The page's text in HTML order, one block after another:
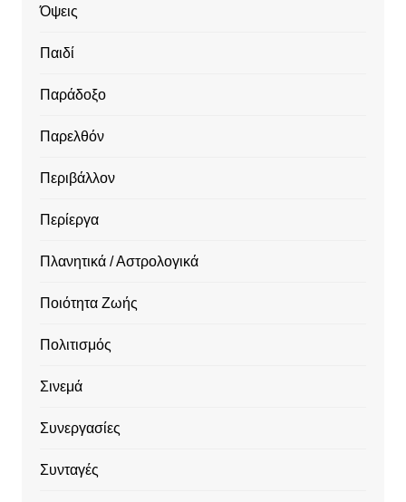
Όψεις
Παιδί
Παράδοξο
Παρελθόν
Περιβάλλον
Περίεργα
Πλανητικά / Αστρολογικά
Ποιότητα Ζωής
Πολιτισμός
Σινεμά
Συνεργασίες
Συνταγές